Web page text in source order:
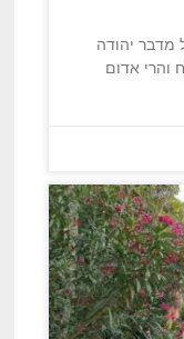
מדבר יהודה
והרי אדום